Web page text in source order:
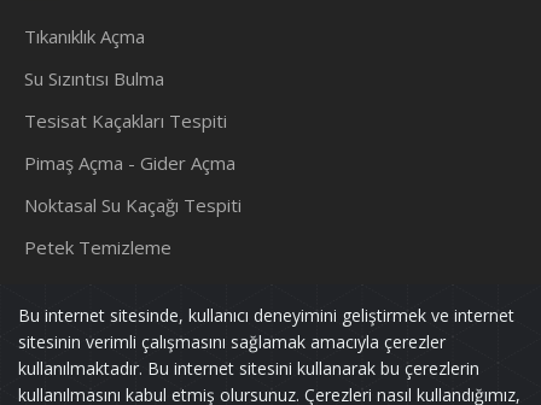
Bu internet sitesinde, kullanıcı deneyimini geliştirmek ve internet
sitesinin verimli çalışmasını sağlamak amacıyla çerezler
kullanılmaktadır. Bu internet sitesini kullanarak bu çerezlerin
kullanılmasını kabul etmiş olursunuz. Çerezleri nasıl kullandığımız,
Tıkanıklık Açma
Su Sızıntısı Bulma
Tesisat Kaçakları Tespiti
Pimaş Açma - Gider Açma
Noktasal Su Kaçağı Tespiti
Petek Temizleme